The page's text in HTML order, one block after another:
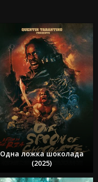
Одна ложка шоколада
(2025)